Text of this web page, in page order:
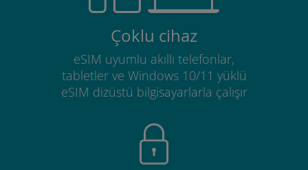
Çoklu cihaz
eSIM uyumlu akıllı telefonlar,
tabletler ve Windows 10/11 yüklü
eSIM dizüstü bilgisayarlarla çalışır